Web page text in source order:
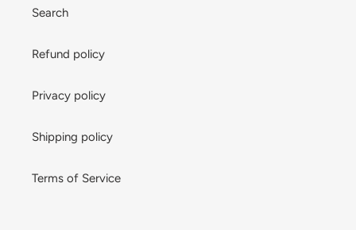
Search
Refund policy
Privacy policy
Shipping policy
Terms of Service